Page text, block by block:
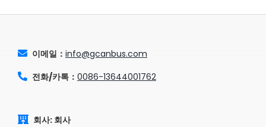
이메일： info@gcanbus.com
전화/카톡： 0086-13644001762
회사: 회사